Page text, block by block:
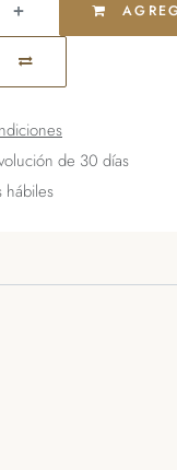
de 30 días
hábiles